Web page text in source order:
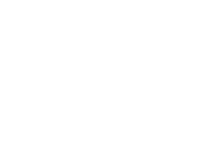
verandert, en
en klimaat- en
Het is
jaar: